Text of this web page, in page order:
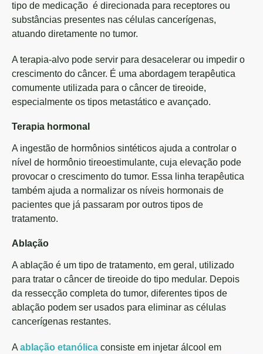
tipo de medicação é direcionada para receptores ou
substâncias presentes nas células cancerígenas,
atuando diretamente no tumor.
A terapia-alvo pode servir para desacelerar ou impedir o
crescimento do câncer. É uma abordagem terapêutica
comumente utilizada para o câncer de tireoide,
especialmente os tipos metastático e avançado.
Terapia hormonal
A ingestão de hormônios sintéticos ajuda a controlar o
nível de hormônio tireoestimulante, cuja elevação pode
provocar o crescimento do tumor. Essa linha terapêutica
também ajuda a normalizar os níveis hormonais de
pacientes que já passaram por outros tipos de
tratamento.
Ablação
A ablação é um tipo de tratamento, em geral, utilizado
para tratar o câncer de tireoide do tipo medular. Depois
da ressecção completa do tumor, diferentes tipos de
ablação podem ser usados para eliminar as células
cancerígenas restantes.
A ablação etanólica consiste em injetar álcool em